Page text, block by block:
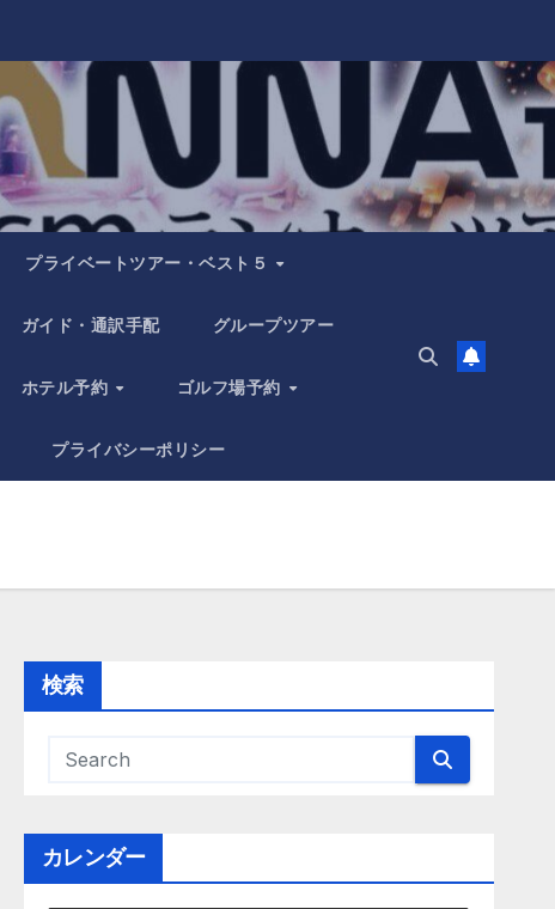
プライベートツアー・ベスト５
ガイド・通訳手配 グループツアー
ホテル予約 ゴルフ場予約
プライバシーポリシー
検索
カレンダー